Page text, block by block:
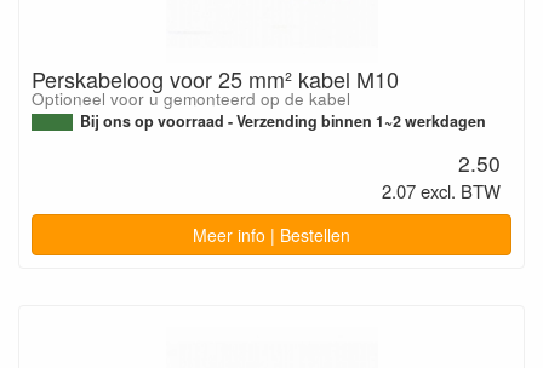
Perskabeloog voor 25 mm² kabel M10
Optioneel voor u gemonteerd op de kabel
Bij ons op voorraad - Verzending binnen 1~2 werkdagen
2.50
2.07 excl. BTW
Meer info | Bestellen